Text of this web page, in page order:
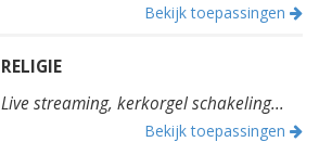
Bekijk toepassingen
RELIGIE
Live streaming, kerkorgel schakeling...
Bekijk toepassingen